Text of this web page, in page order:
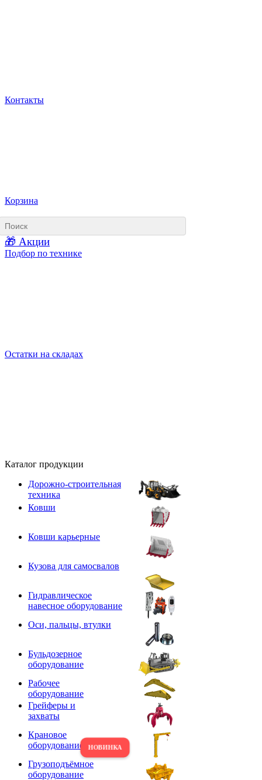
Контакты
Корзина
🎁 Акции
Подбор по технике
Остатки на складах
Каталог продукции
Дорожно-строительная
техника
Ковши
Ковши карьерные
Кузова для самосвалов
Гидравлическое
навесное оборудование
Оси, пальцы, втулки
Бульдозерное
оборудование
Рабочее
оборудование
Грейферы и
захваты
Крановое
оборудование
Грузоподъёмное
оборудование